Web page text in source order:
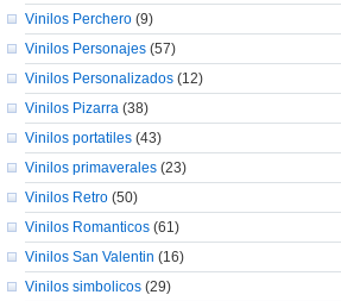
Vinilos Perchero (9)
Vinilos Personajes (57)
Vinilos Personalizados (12)
Vinilos Pizarra (38)
Vinilos portatiles (43)
Vinilos primaverales (23)
Vinilos Retro (50)
Vinilos Romanticos (61)
Vinilos San Valentin (16)
Vinilos simbolicos (29)